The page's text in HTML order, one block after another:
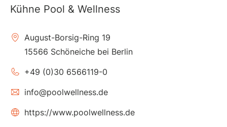
Kühne Pool & Wellness
August-Borsig-Ring 19
15566 Schöneiche bei Berlin
+49 (0)30 6566119-0
info@poolwellness.de
https://www.poolwellness.de